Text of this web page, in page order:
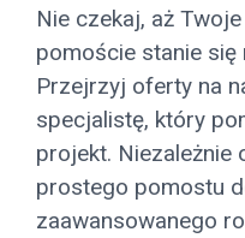
Nie czekaj, aż
pomoście stanie
Przejrzyj oferty na
specjalistę, który
projekt. Niezależnie
prostego pomostu
zaawansowanego